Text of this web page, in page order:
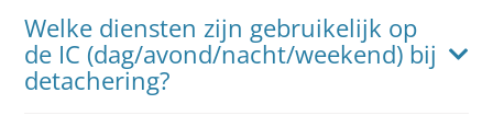
Welke diensten zijn gebruikelijk op
de IC (dag/avond/nacht/weekend) bij
detachering?